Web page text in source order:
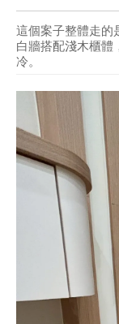
這個案子整體走
白牆搭配淺木櫃體
冷。